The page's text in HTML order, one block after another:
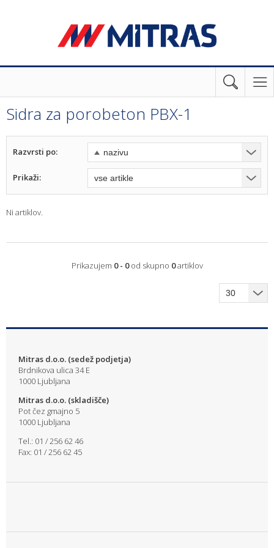
Sidra za porobeton PBX-1
Razvrsti po:
Prikaži:
Ni artiklov.
Prikazujem 0 - 0od skupno 0artiklov
Mitras d.o.o. (sedež podjetja)
Brdnikova ulica 34 E
1000 Ljubljana
Mitras d.o.o. (skladišče)
Pot čez gmajno 5
1000 Ljubljana
Tel.: 01 / 256 62 46
Fax: 01 / 256 62 45